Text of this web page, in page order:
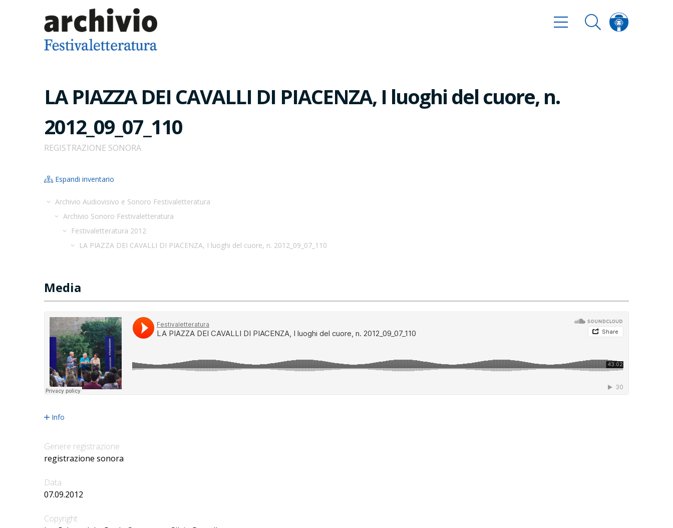
LA PIAZZA DEI CAVALLI DI PIACENZA, I luoghi del cuore, n.
2012_09_07_110
REGISTRAZIONE SONORA
Espandi inventario
Archivio Audiovisivo e Sonoro Festivaletteratura
Archivio Sonoro Festivaletteratura
Festivaletteratura 2012
LA PIAZZA DEI CAVALLI DI PIACENZA, I luoghi del cuore, n. 2012_09_07_110
Media
Info
Genere registrazione
registrazione sonora
Data
07.09.2012
Copyright